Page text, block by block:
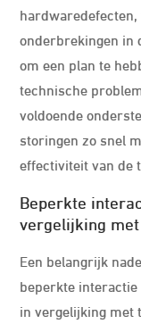
onderbrekingen in
om een plan te
technische
voldoende
storingen zo snel
effectiviteit van de
Beperkte
vergelijking
Een belangrijk
beperkte
in vergelijking met